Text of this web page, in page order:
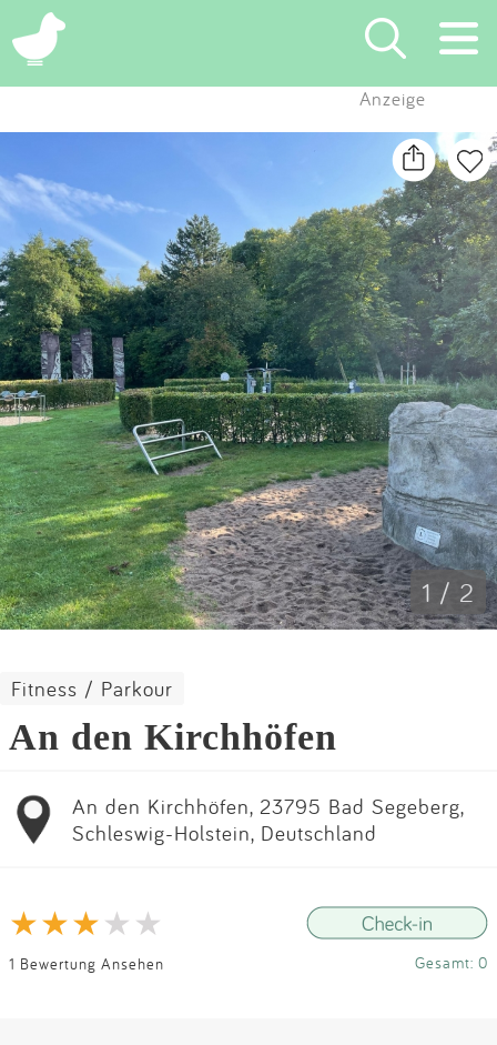
×
Suchen
Eintragen
App
Blog
Partner
Kontakt
Impressum
Anmelden
Anzeige
1 / 2
Fitness / Parkour
An den Kirchhöfen
An den Kirchhöfen, 23795 Bad Segeberg,
Schleswig-Holstein, Deutschland
1 Bewertung Ansehen Gesamt: 0